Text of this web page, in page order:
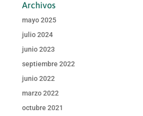
Archivos
mayo 2025
julio 2024
junio 2023
septiembre 2022
junio 2022
marzo 2022
octubre 2021